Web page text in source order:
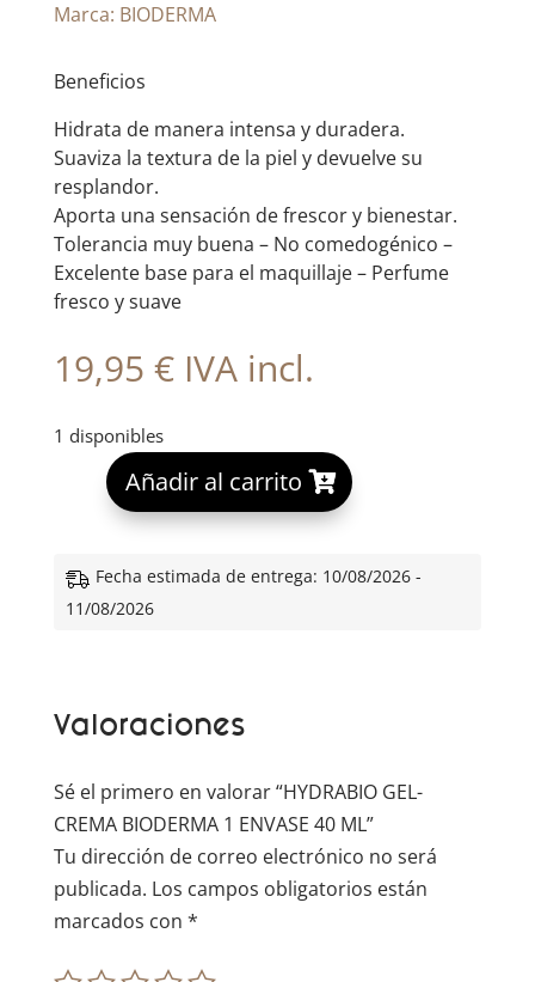
Marca: BIODERMA
Beneficios
Hidrata de manera intensa y duradera.
Suaviza la textura de la piel y devuelve su
resplandor.
Aporta una sensación de frescor y bienestar.
Tolerancia muy buena – No comedogénico –
Excelente base para el maquillaje – Perfume
fresco y suave
19,95 € IVA incl.
1 disponibles
Añadir al carrito
A
e
e
:
Fecha estimada de entrega: 10/08/2026 -
11/08/2026
Valoraciones
Sé el primero en valorar “HYDRABIO GEL-
CREMA BIODERMA 1 ENVASE 40 ML”
Tu dirección de correo electrónico no será
publicada. Los campos obligatorios están
marcados con *